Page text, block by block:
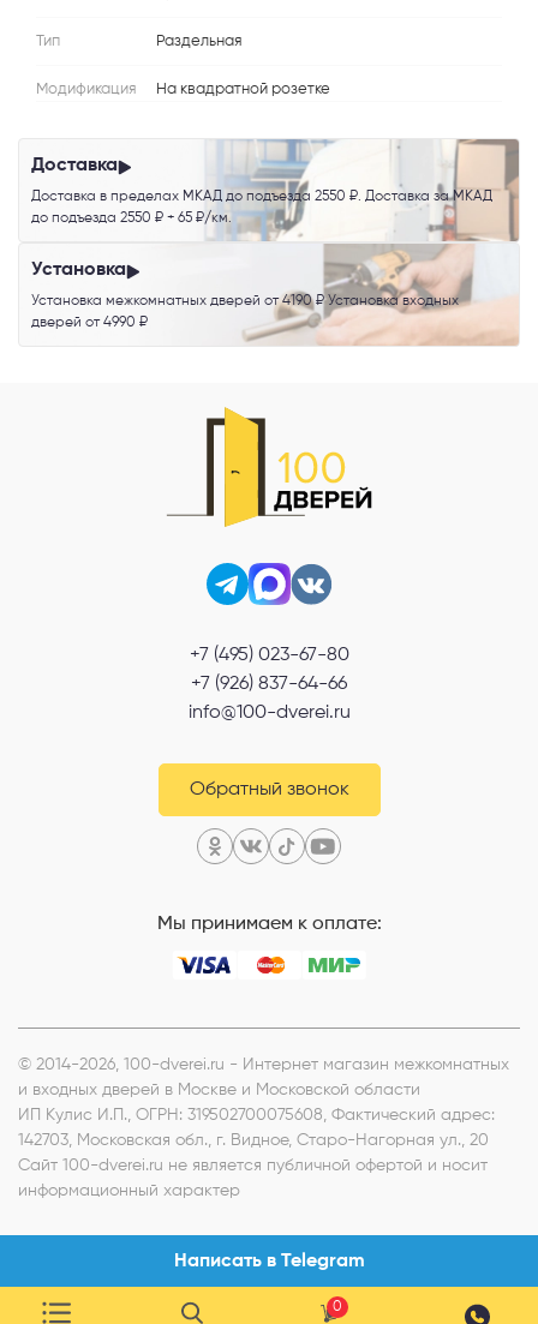
Написать в Telegram
0
Тип Раздельная
Модификация На квадратной розетке
Доставка
Доставка в пределах МКАД до подъезда 2550 ₽. Доставка за МКАД
до подъезда 2550 ₽ + 65 ₽/км.
Установка
Установка межкомнатных дверей от 4190 ₽ Установка входных
дверей от 4990 ₽
+7 (495) 023-67-80
+7 (926) 837-64-66
info@100-dverei.ru
Обратный звонок
Мы принимаем к оплате:
© 2014-2026, 100-dverei.ru - Интернет магазин межкомнатных
и входных дверей в Москве и Московской области
ИП Кулис И.П. , ОГРН: 319502700075608, Фактический адрес:
142703, Московская обл., г. Видное, Старо-Нагорная ул., 20
Сайт 100-dverei.ru не является публичной офертой и носит
информационный характер
MAX
Я согласен с Политикой конфиденциальности
обработку персональных данных